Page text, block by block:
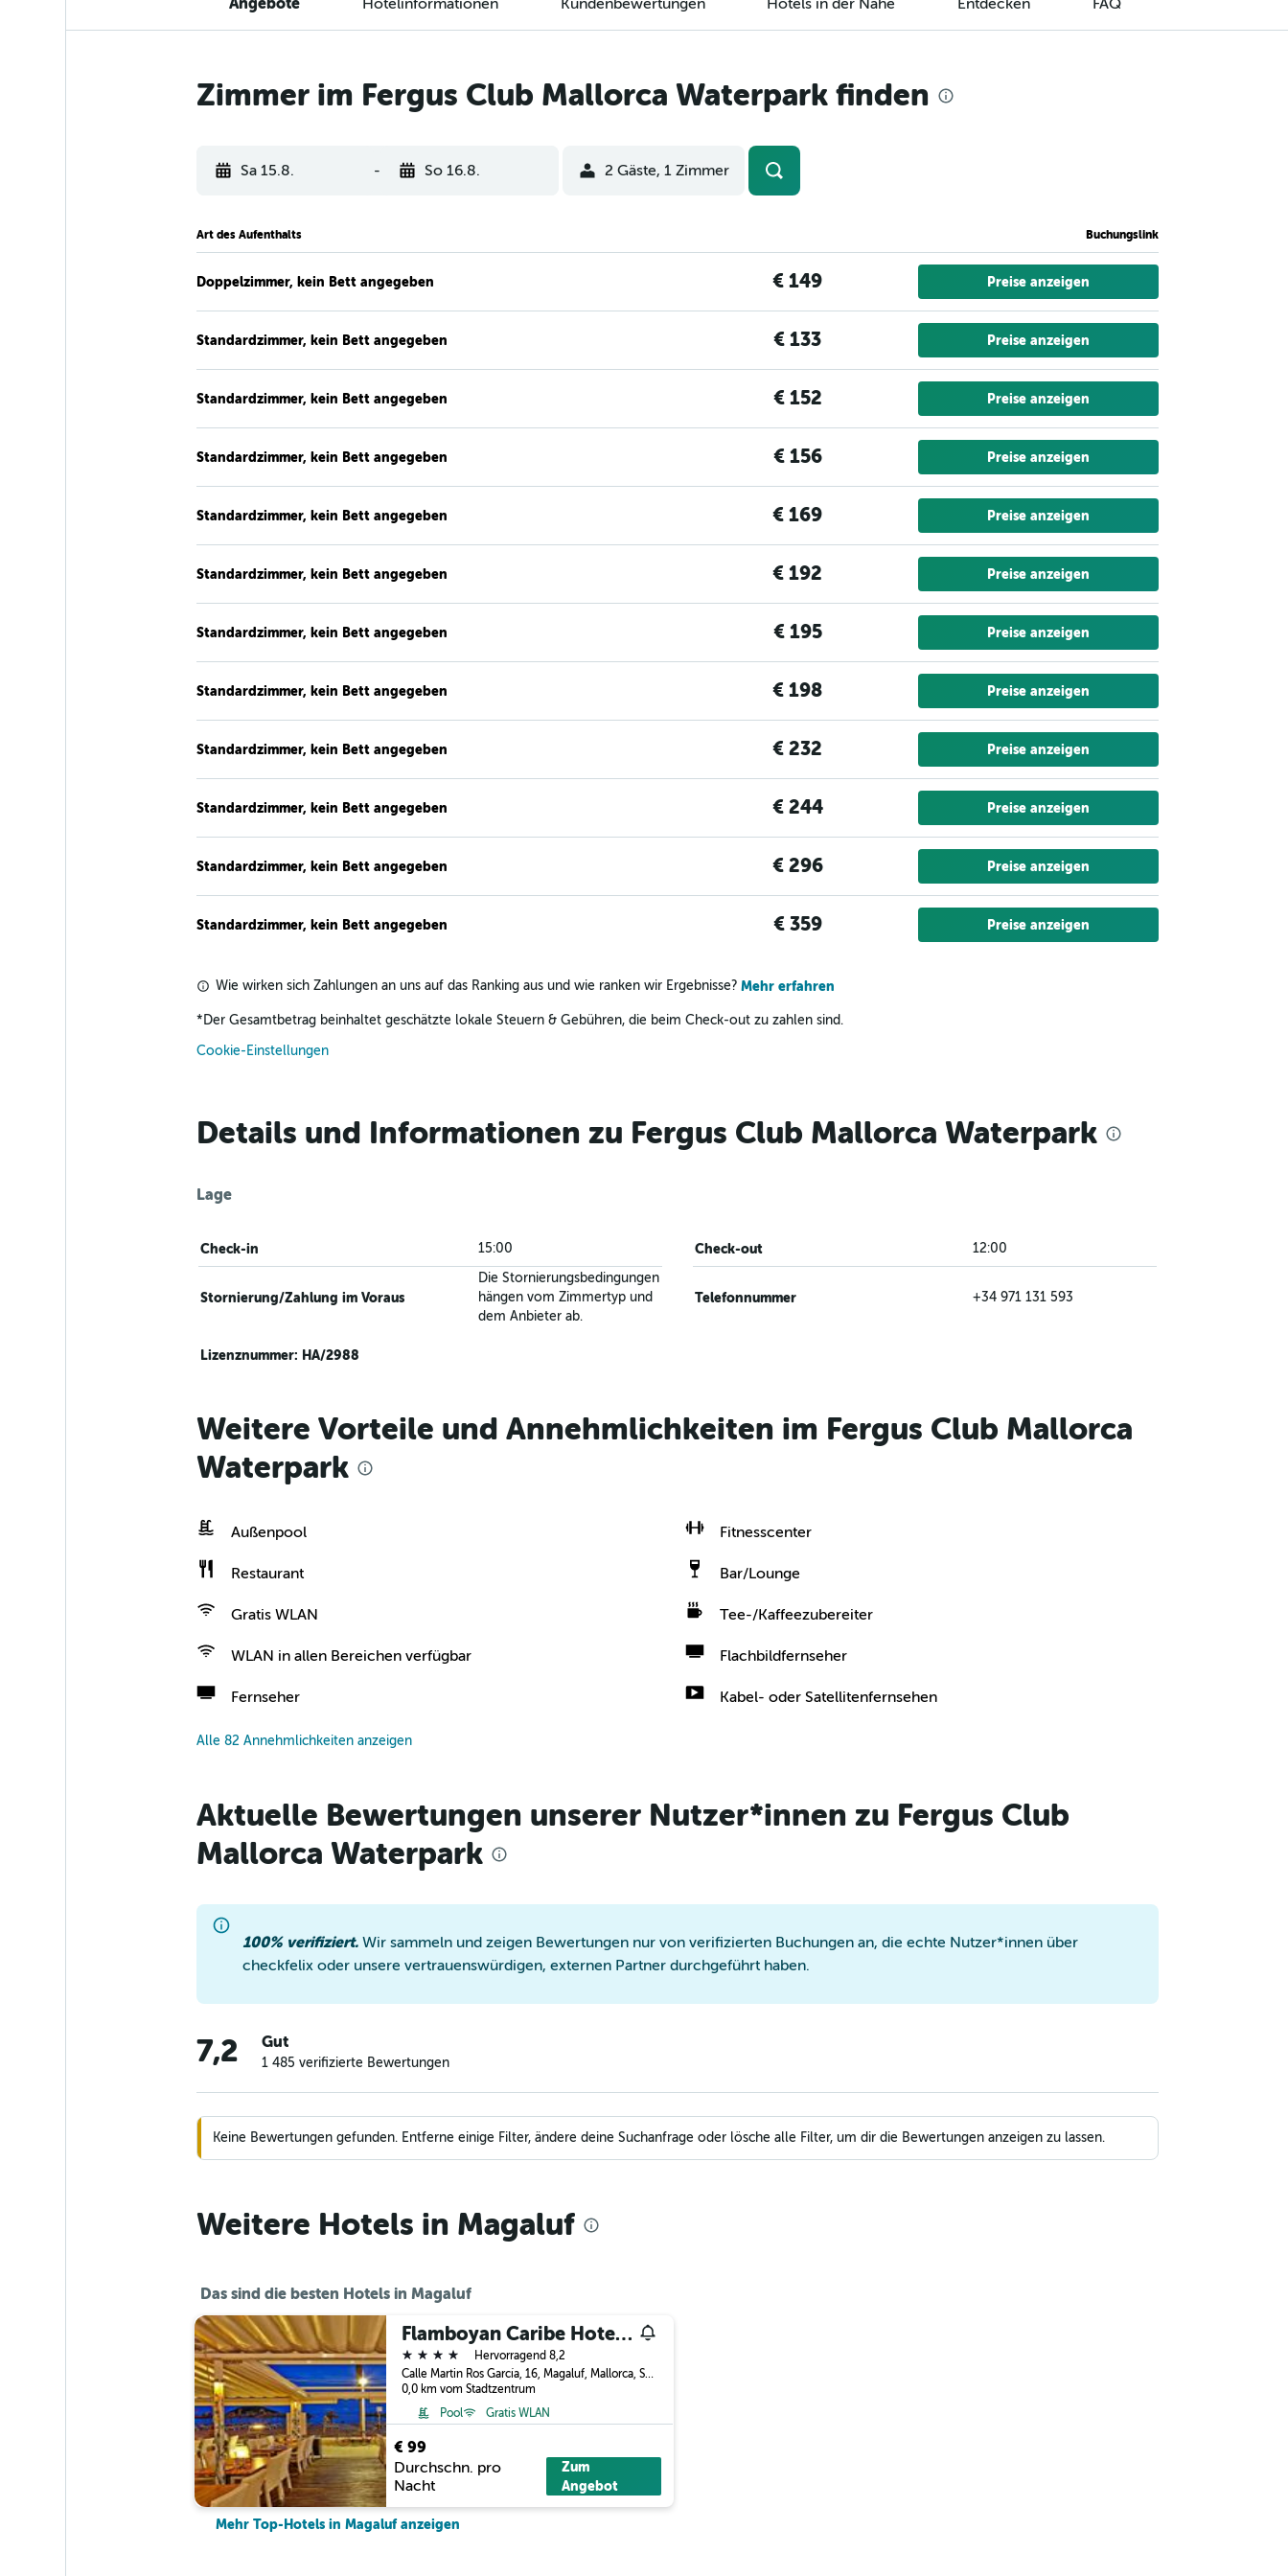
Zimmer im Fergus Club Mallorca Waterpark finden
Sa 15.8. - So 16.8. 2 Gäste, 1 Zimmer
Art des Aufenthalts Buchungslink
Doppelzimmer, kein Bett angegeben € 149 Preise anzeigen
Standardzimmer, kein Bett angegeben € 133 Preise anzeigen
Standardzimmer, kein Bett angegeben € 152 Preise anzeigen
Standardzimmer, kein Bett angegeben € 156 Preise anzeigen
Standardzimmer, kein Bett angegeben € 169 Preise anzeigen
Standardzimmer, kein Bett angegeben € 192 Preise anzeigen
Standardzimmer, kein Bett angegeben € 195 Preise anzeigen
Standardzimmer, kein Bett angegeben € 198 Preise anzeigen
Standardzimmer, kein Bett angegeben € 232 Preise anzeigen
Standardzimmer, kein Bett angegeben € 244 Preise anzeigen
Standardzimmer, kein Bett angegeben € 296 Preise anzeigen
Standardzimmer, kein Bett angegeben € 359 Preise anzeigen
Wie wirken sich Zahlungen an uns auf das Ranking aus und wie ranken wir Ergebnisse? Mehr erfahren
* Der Gesamtbetrag beinhaltet geschätzte lokale Steuern & Gebühren, die beim Check-out zu zahlen sind.
Cookie-Einstellungen
Details und Informationen zu Fergus Club Mallorca Waterpark
Lage
Check-in 15:00 Check-out 12:00
Stornierung/Zahlung im Voraus
Die Stornierungsbedingungen
hängen vom Zimmertyp und
dem Anbieter ab.
Telefonnummer +34 971 131 593
Lizenznummer: HA/2988
Weitere Vorteile und Annehmlichkeiten im Fergus Club Mallorca
Waterpark
Außenpool Fitnesscenter
Restaurant Bar/Lounge
Gratis WLAN Tee-/Kaffeezubereiter
WLAN in allen Bereichen verfügbar Flachbildfernseher
Fernseher Kabel- oder Satellitenfernsehen
Alle 82 Annehmlichkeiten anzeigen
Aktuelle Bewertungen unserer Nutzer*innen zu Fergus Club
Mallorca Waterpark
100% verifiziert. Wir sammeln und zeigen Bewertungen nur von verifizierten Buchungen an, die echte Nutzer*innen über
checkfelix oder unsere vertrauenswürdigen, externen Partner durchgeführt haben.
7,2 Gut
1 485 verifizierte Bewertungen
Keine Bewertungen gefunden. Entferne einige Filter, ändere deine Suchanfrage oder lösche alle Filter, um dir die Bewertungen anzeigen zu lassen.
Weitere Hotels in Magaluf
Das sind die besten Hotels in Magaluf
Flamboyan Caribe Hotel & Spa
4 Sterne
Hervorragend 8,2
Calle Martin Ros García, 16, Magaluf, Mallorca, Spanien
0,0 km vom Stadtzentrum
Pool
Gratis WLAN
€ 99
Durchschn. pro
Nacht
Zum
Angebot
Mehr Top-Hotels in Magaluf anzeigen